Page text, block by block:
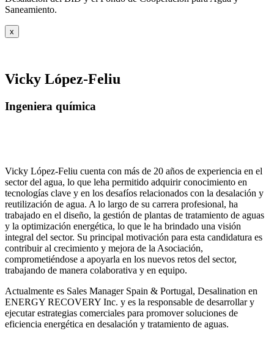
Saneamiento.
x
Vicky López-Feliu
Ingeniera química
Vicky López-Feliu cuenta con más de 20 años de experiencia en el
sector del agua, lo que leha permitido adquirir conocimiento en
tecnologías clave y en los desafíos relacionados con la desalación y
reutilización de agua. A lo largo de su carrera profesional, ha
trabajado en el diseño, la gestión de plantas de tratamiento de aguas
y la optimización energética, lo que le ha brindado una visión
integral del sector. Su principal motivación para esta candidatura es
contribuir al crecimiento y mejora de la Asociación,
comprometiéndose a apoyarla en los nuevos retos del sector,
trabajando de manera colaborativa y en equipo.
Actualmente es Sales Manager Spain & Portugal, Desalination en
ENERGY RECOVERY Inc. y es la responsable de desarrollar y
ejecutar estrategias comerciales para promover soluciones de
eficiencia energética en desalación y tratamiento de aguas.